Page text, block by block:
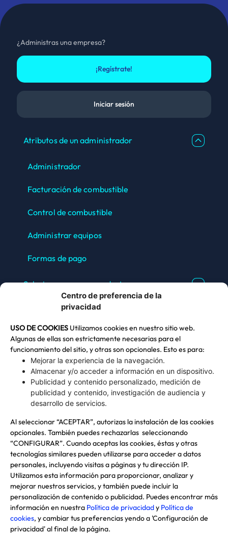
Centro de preferencia de la
privacidad
USO DE COOKIES Utilizamos cookies en nuestro sitio web.
Algunas de ellas son estrictamente necesarias para el
funcionamiento del sitio, y otras son opcionales. Esto es para:
Mejorar la experiencia de la navegación.
Almacenar y/o acceder a información en un dispositivo.
Publicidad y contenido personalizado, medición de
publicidad y contenido, investigación de audiencia y
desarrollo de servicios.
Al seleccionar “ACEPTAR”, autorizas la instalación de las cookies
opcionales. También puedes rechazarlas seleccionando
“CONFIGURAR”. Cuando aceptas las cookies, éstas y otras
tecnologías similares pueden utilizarse para acceder a datos
personales, incluyendo visitas a páginas y tu dirección IP.
Utilizamos esta información para proporcionar, analizar y
mejorar nuestros servicios, y también puede incluir la
personalización de contenido o publicidad. Puedes encontrar más
información en nuestra Política de privacidady Política de
cookies, y cambiar tus preferencias yendo a 'Configuración de
privacidad' al final de la página.
¿Administras una empresa?
¡Regístrate!
Iniciar sesión
Atributos de un administrador
Administrador
Facturación de combustible
Control de combustible
Administrar equipos
Formas de pago
Soluciones para un conductor
Dudas e información
Edificio Corporativo COPEC
Isidora Goyenechea 2915, Las Condes, Región
Metropolitana
Copec en Línea
600 200 0202
Nuestras redes sociales
@Copyright 2024 Copec S.A. Todos los derechos
reservados